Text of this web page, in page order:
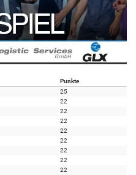
Punkte
25
22
22
22
22
22
22
22
22